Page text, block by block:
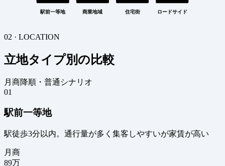
駅前一等地 商業地域 住宅街 ロードサイド
02 · LOCATION
立地タイプ別の比較
月商降順・普通シナリオ
01
駅前一等地
駅徒歩3分以内。通行量が多く集客しやすいが家賃が高い
月商
89万